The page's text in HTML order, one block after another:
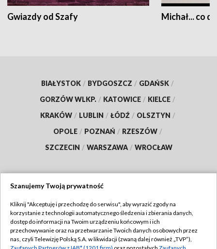
Gwiazdy od Szafy Michał... co
BIAŁYSTOK / BYDGOSZCZ / GDAŃSK /
GORZÓW WLKP. / KATOWICE / KIELCE /
KRAKÓW / LUBLIN / ŁÓDŹ / OLSZTYN /
OPOLE / POZNAŃ / RZESZÓW /
SZCZECIN / WARSZAWA / WROCŁAW
TVP
Abonament TVP
Emisja w TVP
Regulamin TVP
Szanujemy Twoją prywatność
Kliknij "Akceptuję i przechodzę do serwisu", aby wyrazić zgody na
korzystanie z technologii automatycznego śledzenia i zbierania danych,
dostęp do informacji na Twoim urządzeniu końcowym i ich
przechowywanie oraz na przetwarzanie Twoich danych osobowych przez
nas, czyli Telewizję Polską S.A. w likwidacji (zwaną dalej również „TVP”),